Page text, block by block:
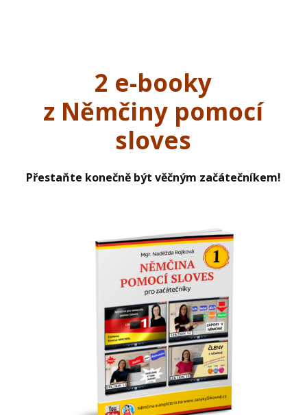
2 e-booky
z Němčiny pomocí
sloves
Přestaňte konečně být věčným začátečníkem!